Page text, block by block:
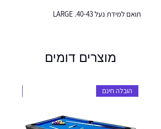
תואם למידת נעל 40-43. LARGE
מוצרים דומים
הובלה חינם